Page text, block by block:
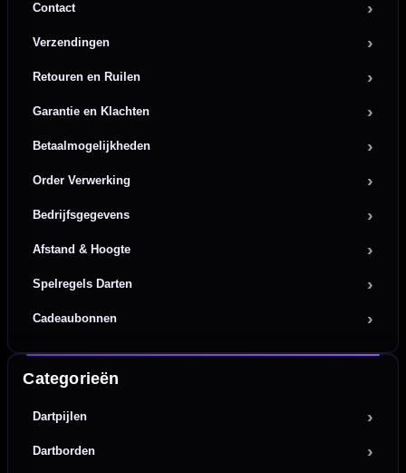
Contact
Verzendingen
Retouren en Ruilen
Garantie en Klachten
Betaalmogelijkheden
Order Verwerking
Bedrijfsgegevens
Afstand & Hoogte
Spelregels Darten
Cadeaubonnen
Categorieën
Dartpijlen
Dartborden